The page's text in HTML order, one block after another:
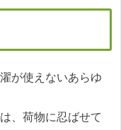
が使えないあらゆ
、荷物に忍ばせて